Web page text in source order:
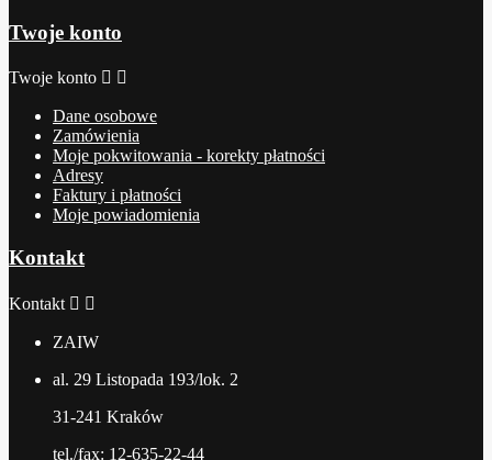
Twoje konto
Twoje konto  
Dane osobowe
Zamówienia
Moje pokwitowania - korekty płatności
Adresy
Faktury i płatności
Moje powiadomienia
Kontakt
Kontakt  
ZAIW
al. 29 Listopada 193/lok. 2
31-241 Kraków
tel./fax: 12-635-22-44